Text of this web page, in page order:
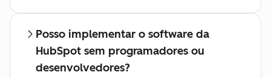
Posso implementar o software da
HubSpot sem programadores ou
desenvolvedores?